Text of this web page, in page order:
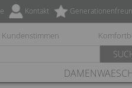
Kontakt
Kundenstimmen